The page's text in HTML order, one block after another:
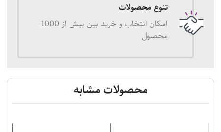
تنوع محصولات
امکان انتخاب و خرید بین بیش از 1000
محصول
محصولات مشابه